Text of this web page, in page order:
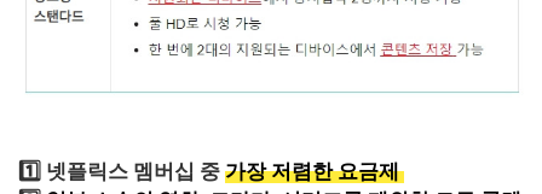
1️⃣ 넷플릭스 멤버십 중 가장 저렴한 요금제